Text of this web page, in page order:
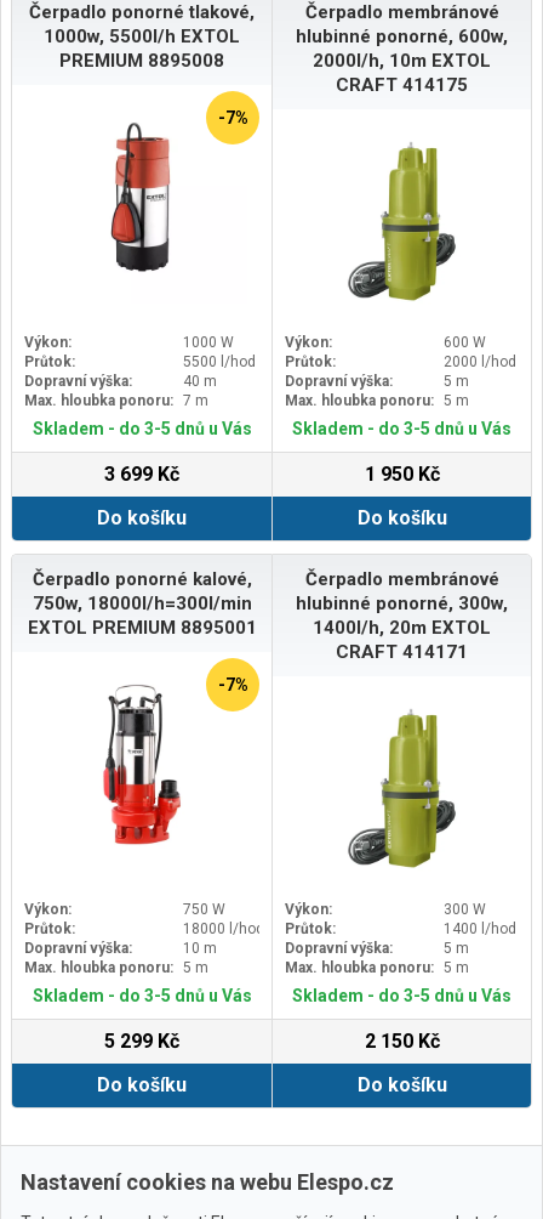
Čerpadlo ponorné tlakové,
1000w, 5500l/h EXTOL
PREMIUM 8895008
-7%
Výkon:
1000 W
Průtok:
5500 l/hod
Dopravní výška:
40 m
Max. hloubka ponoru: 7 m
Skladem - do 3-5 dnů u Vás
3 699 Kč
Do košíku
Čerpadlo membránové
hlubinné ponorné, 600w,
2000l/h, 10m EXTOL
CRAFT 414175
Výkon:
600 W
Průtok:
2000 l/hod
Dopravní výška:
5 m
Max. hloubka ponoru: 5 m
Skladem - do 3-5 dnů u Vás
1 950 Kč
Do košíku
Čerpadlo ponorné kalové,
750w, 18000l/h=300l/min
EXTOL PREMIUM 8895001
-7%
Výkon:
750 W
Průtok:
18000 l/hod
Dopravní výška:
10 m
Max. hloubka ponoru: 5 m
Skladem - do 3-5 dnů u Vás
5 299 Kč
Do košíku
Čerpadlo membránové
hlubinné ponorné, 300w,
1400l/h, 20m EXTOL
CRAFT 414171
Výkon:
300 W
Průtok:
1400 l/hod
Dopravní výška:
5 m
Max. hloubka ponoru: 5 m
Skladem - do 3-5 dnů u Vás
2 150 Kč
Do košíku
Další › Poslední »
Nastavení cookies na webu Elespo.cz